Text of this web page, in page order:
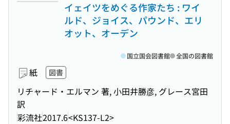
イェイツをめぐる作家たち : ワイ
ルド、ジョイス、パウンド、エリ
オット、オーデン
紙 図書
リチャード・エルマン 著, 小田井勝彦, グレース宮田
訳
彩流社2017.6<KS137-L2>
国立国会図書館 全国の図書館